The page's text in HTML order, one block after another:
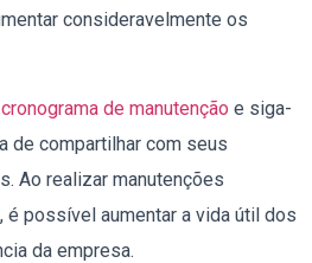
consideravelmente os
cronograma de manutenção e siga-
de compartilhar com seus
Ao realizar manutenções
possível aumentar a vida útil dos
da empresa.